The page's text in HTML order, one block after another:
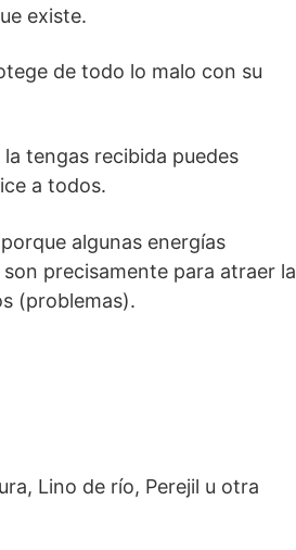
existe.
de todo lo malo con su
tengas recibida puedes
a todos.
algunas energías
precisamente para atraer la
(problemas).
Lino de río, Perejil u otra